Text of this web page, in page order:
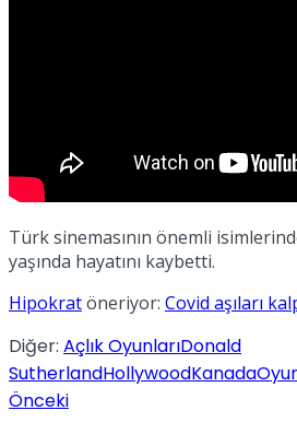
Türk sinemasının önemli
yaşında hayatını kaybetti.
Hipokratöneriyor: Covid aşıları
Diğer: Açlık OyunlarıDonald
SutherlandHollywoodKanada
Önceki